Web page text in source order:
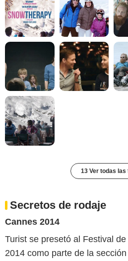
13 Ver todas las
Secretos de rodaje
Cannes 2014
Turist se presetó al Festival
2014 como parte de la